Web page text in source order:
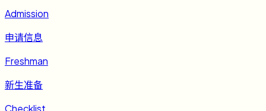
Admission
申请信息
Freshman
新生准备